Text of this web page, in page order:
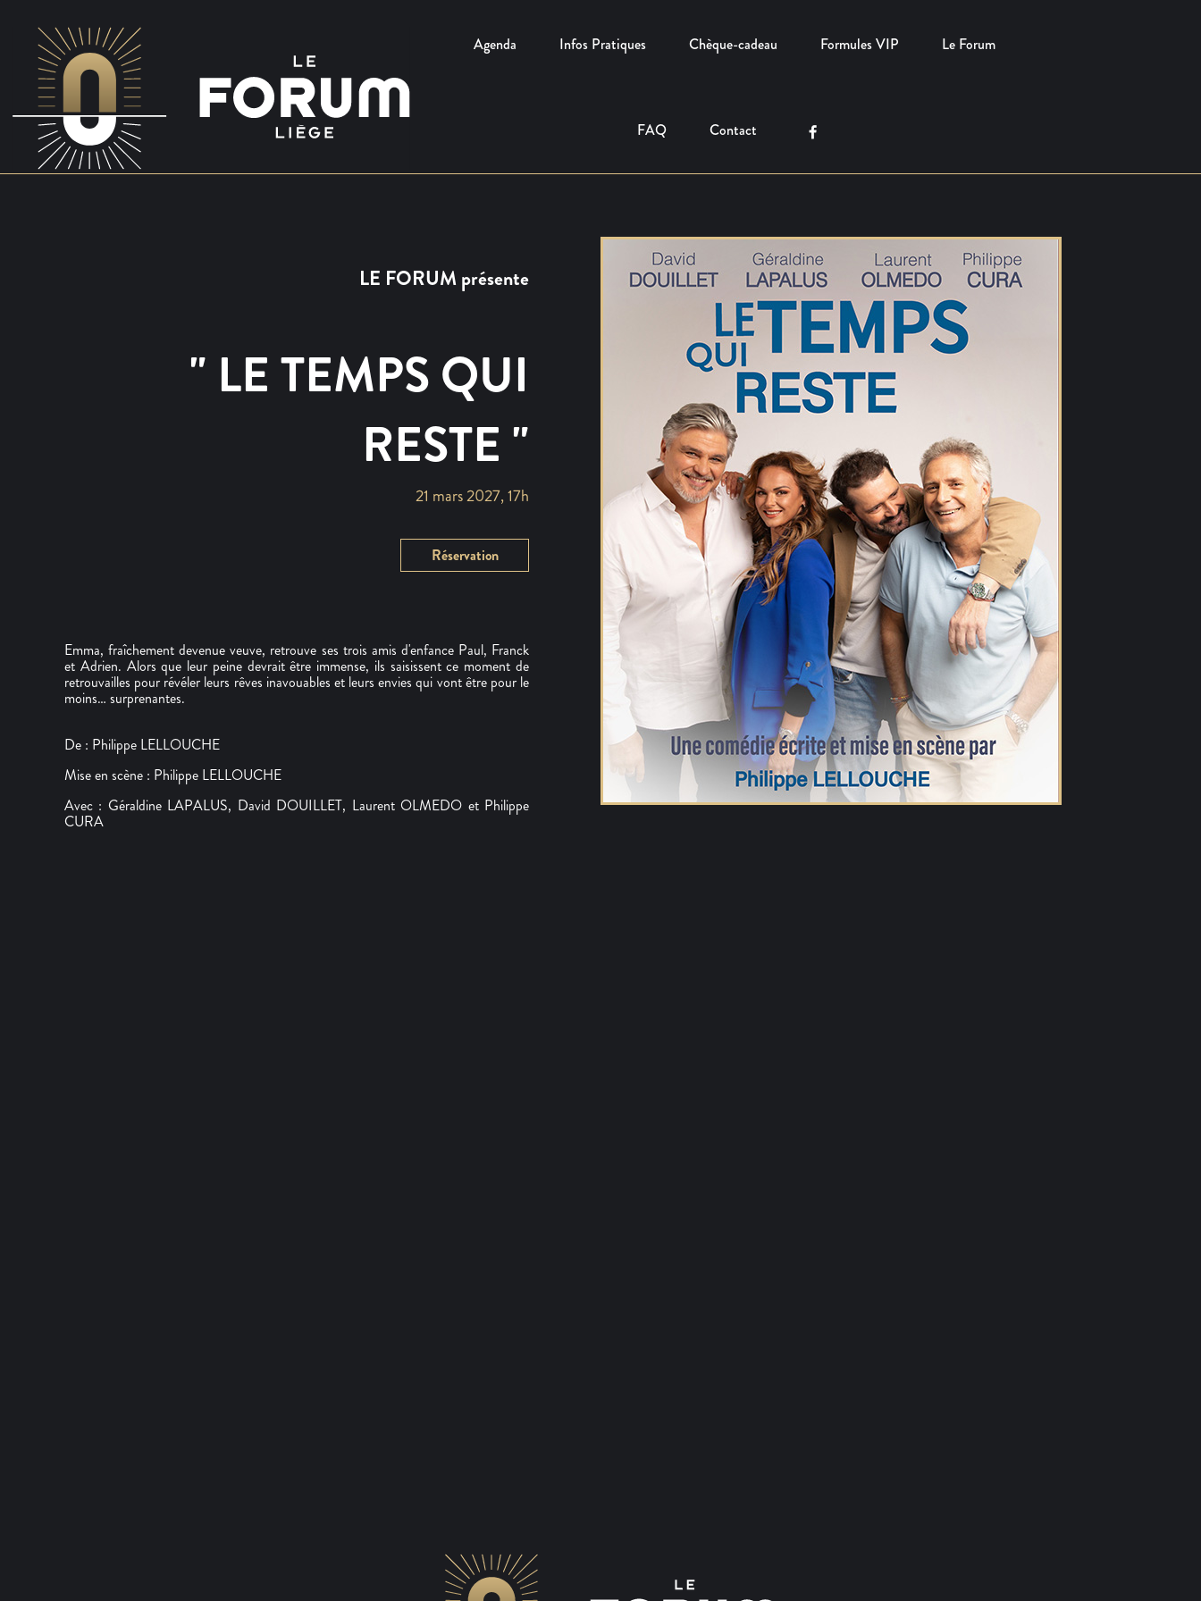
Agenda Infos Pratiques Chèque-cadeau Formules VIP Le Forum
FAQ Contact
LE FORUM présente
" LE TEMPS QUI
RESTE "
21 mars 2027, 17h
Réservation
Emma, fraîchement devenue veuve, retrouve ses trois amis d'enfance Paul, Franck
et Adrien. Alors que leur peine devrait être immense, ils saisissent ce moment de
retrouvailles pour révéler leurs rêves inavouables et leurs envies qui vont être pour le
moins… surprenantes.
De : Philippe LELLOUCHE
Mise en scène : Philippe LELLOUCHE
Avec : Géraldine LAPALUS, David DOUILLET, Laurent OLMEDO et Philippe
CURA